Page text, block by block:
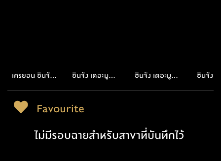
เครยอน ชินจัง
ฮันนีมูน เฮอร์ริ
เคน เดอะ ลาสต์
ชินจัง เดอะมูฟวี่
ปริศนา บุปผาแห่ง
โรงเรียนเทนคะสุ
ชินจัง เดอะมูฟวี่
ตอน ผจญภัย
ชินจัง เ
Favourite
ไม่มีรอบฉายสำหรับสาขาที่บันทึกไว้